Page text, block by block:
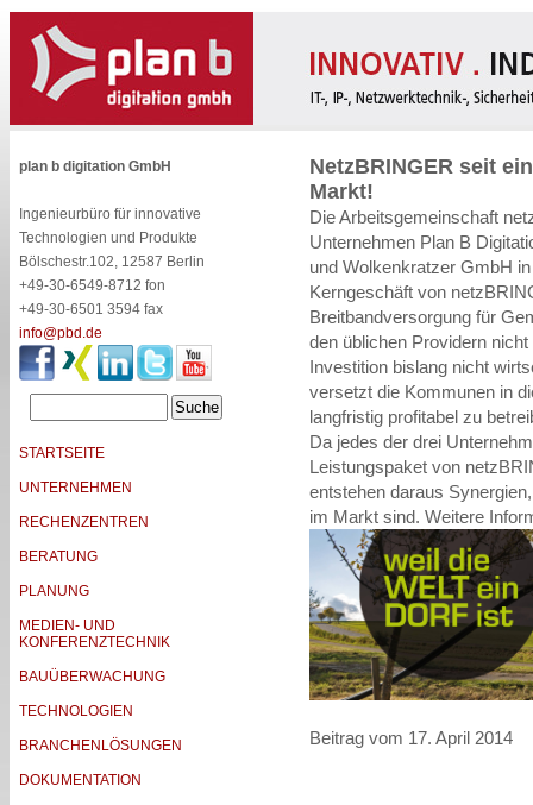
plan b digitation GmbH
Ingenieurbüro für innovative
Technologien und Produkte
Bölschestr.102, 12587 Berlin
+49-30-6549-8712 fon
+49-30-6501 3594 fax
info@pbd.de
STARTSEITE
UNTERNEHMEN
RECHENZENTREN
BERATUNG
PLANUNG
MEDIEN- UND
KONFERENZTECHNIK
BAUÜBERWACHUNG
TECHNOLOGIEN
BRANCHENLÖSUNGEN
DOKUMENTATION
NetzBRINGER seit
Markt!
Die Arbeitsgemeinschaft
Unternehmen Plan B
und Wolkenkratzer GmbH
Kerngeschäft von
Breitbandversorgung für
den üblichen Providern
Investition bislang nicht
versetzt die Kommunen in
langfristig profitabel zu
Da jedes der drei
Leistungspaket von
entstehen daraus
im Markt sind. Weitere
Beitrag vom 17. April 2014